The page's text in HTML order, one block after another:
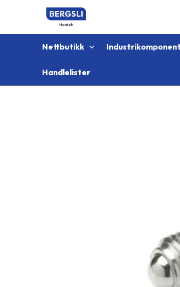
Nettbutikk
Handlelister